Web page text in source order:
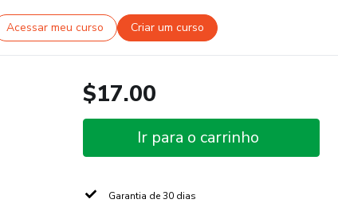
Acessar meu curso Criar um curso
$17.00
Ir para o carrinho
Garantia de 30 dias